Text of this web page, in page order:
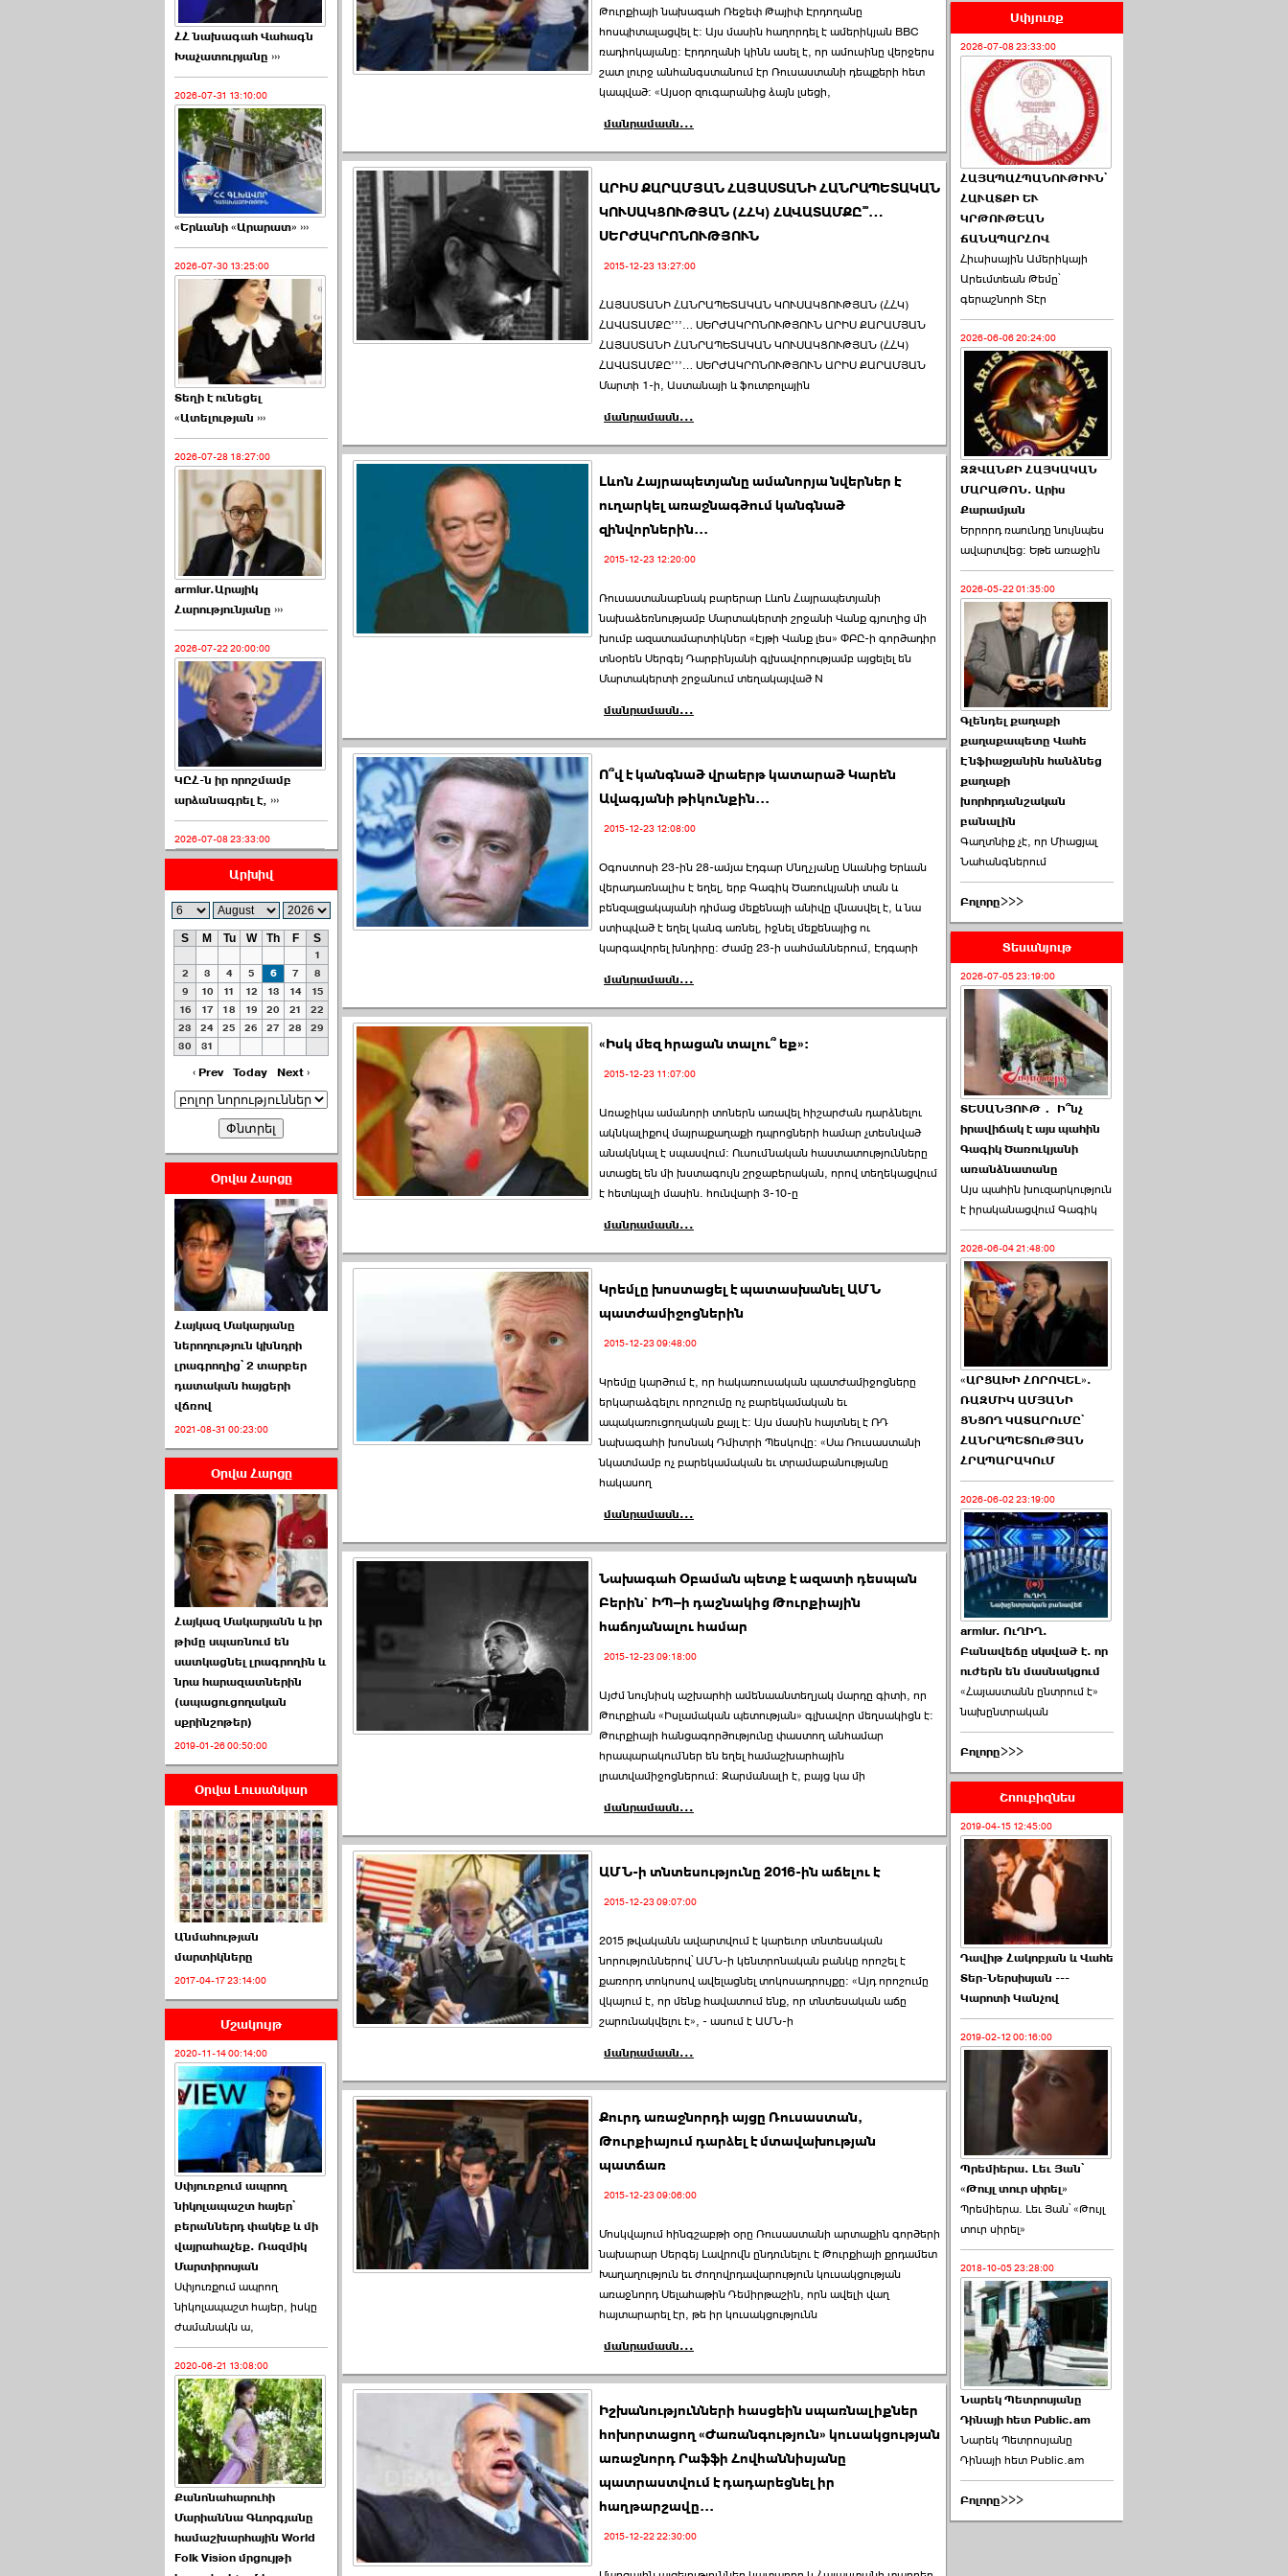
ՀՀ նախագահ Վահագն
Խաչատուրյանը ›››
2026-07-31 13:10:00
«Երևանի «Արարատ» ›››
2026-07-30 13:25:00
Տեղի է ունեցել
«Ատելության ›››
2026-07-28 18:27:00
armlur.Արայիկ
Հարությունյանը ›››
2026-07-22 20:00:00
ԿԸՀ-ն իր որոշմամբ
արձանագրել է, ›››
2026-07-08 23:33:00
ՀԱՅԱՊԱՀՊԱՆՈՒԹԻՒՆ՝
ՀԱՒԱՏՔԻ ԵՒ
ԿՐԹՈՒԹԵԱՆ
ՃԱՆԱՊԱՐՀՈՎ ›››
2026-07-06 06:50:00
Ամենաշատը էսօրվանից
էի վախենում.Նիկոլայ
Եղիազարյան ›››
2026-07-05 23:19:00
ՏԵՍԱՆՅՈՒԹ․ Ի՞նչ
իրավիճակ է այս ›››
2026-07-04 10:40:00
Սահմանադրական
դատարանը մերժեց ›››
2026-07-02 00:39:00
ՈՒՂԻՂ․ ԱԺ-ն
Կառավարության ›››
2026-07-01 00:52:00
ՍԴ-ն հուլիսի 1-ին
կհեռանա ›››
2026-07-01 00:08:00
Աննա Վարդապետյանն
ուղերձ է հղել ›››
2026-06-25 23:21:00
Պաշտոնակռիվը սկսված
է. «Հրապարակ» ›››
2026-06-25 17:13:00
ԱԺ նախագահի
Արխիվ
S M Tu W Th F S
1
2
3 4 5 6 7
8
9
10 11 12 13 14
15
16
17 18 19 20 21
22
23
24 25 26 27 28
29
30
31
‹ Prev Today Next ›
Օրվա Հարցը
Հայկազ Մակարյանը
ներողություն կխնդրի
լրագրողից՝ 2 տարբեր
դատական հայցերի
վճռով
2021-08-31 00:23:00
Օրվա Հարցը
Հայկազ Մակարյանն և իր
թիմը սպառնում են
սատկացնել լրագրողին և
նրա հարազատներին
(ապացուցողական
սքրինշոթեր)
2019-01-26 00:50:00
Օրվա Լուսանկար
Անմահության
մարտիկները
2017-04-17 23:14:00
Մշակույթ
2020-11-14 00:14:00
Սփյուռքում ապրող
նիկոլապաշտ հայեր՝
բերաններդ փակեք և մի
վայրահաչեք. Ռազմիկ
Մարտիրոսյան
Սփյուռքում ապրող
նիկոլապաշտ հայեր, իսկը
ժամանակն ա,
2020-06-21 13:08:00
Քանոնահարուհի
Մարիաննա Գևորգյանը
համաշխարհային World
Folk Vision մրցույթի
Թուրքիայի նախագահ Ռեջեփ Թայիփ Էրդողանը
հոսպիտալացվել է: Այս մասին հաղորդել է ամերիկյան BBC
ռադիոկայանը: Էրդողանի կինն ասել է, որ ամուսինը վերջերս
շատ լուրջ անհանգստանում էր Ռուսաստանի դեպքերի հետ
կապված: «Այսօր զուգարանից ձայն լսեցի,
մանրամասն...
ԱՐԻՍ ՔԱՐԱՄՅԱՆ ՀԱՅԱՍՏԱՆԻ ՀԱՆՐԱՊԵՏԱԿԱՆ
ԿՈՒՍԱԿՑՈՒԹՅԱՆ (ՀՀԿ) ՀԱՎԱՏԱՄՔԸ՚՚՚…
ՍԵՐԺԱԿՐՈՆՈՒԹՅՈՒՆ
2015-12-23 13:27:00
ՀԱՅԱՍՏԱՆԻ ՀԱՆՐԱՊԵՏԱԿԱՆ ԿՈՒՍԱԿՑՈՒԹՅԱՆ (ՀՀԿ)
ՀԱՎԱՏԱՄՔԸ՚՚՚… ՍԵՐԺԱԿՐՈՆՈՒԹՅՈՒՆ ԱՐԻՍ ՔԱՐԱՄՅԱՆ
ՀԱՅԱՍՏԱՆԻ ՀԱՆՐԱՊԵՏԱԿԱՆ ԿՈՒՍԱԿՑՈՒԹՅԱՆ (ՀՀԿ)
ՀԱՎԱՏԱՄՔԸ՚՚՚… ՍԵՐԺԱԿՐՈՆՈՒԹՅՈՒՆ ԱՐԻՍ ՔԱՐԱՄՅԱՆ
Մարտի 1-ի, Աստանայի և ֆուտբոլային
մանրամասն...
Լևոն Հայրապետյանը ամանորյա նվերներ է
ուղարկել առաջնագծում կանգնած
զինվորներին...
2015-12-23 12:20:00
Ռուսաստանաբնակ բարերար Լևոն Հայրապետյանի
նախաձեռնությամբ Մարտակերտի շրջանի Վանք գյուղից մի
խումբ ազատամարտիկներ «Էյթի Վանք լես» ՓԲԸ-ի գործադիր
տնօրեն Սերգեյ Դարբինյանի գլխավորությամբ այցելել են
Մարտակերտի շրջանում տեղակայված N
մանրամասն...
Ո՞վ է կանգնած վրաերթ կատարած Կարեն
Ավագյանի թիկունքին...
2015-12-23 12:08:00
Օգոստոսի 23-ին 28-ամյա Էդգար Սնղչյանը Սևանից Երևան
վերադառնալիս է եղել, երբ Գագիկ Ծառուկյանի տան և
բենզալցակայանի դիմաց մեքենայի անիվը վնասվել է, և նա
ստիպված է եղել կանգ առնել, իջնել մեքենայից ու
կարգավորել խնդիրը։ Ժամը 23-ի սահմաններում, Էդգարի
մանրամասն...
«Իսկ մեզ հրացան տալու՞ եք»:
2015-12-23 11:07:00
Առաջիկա ամանորի տոներն առավել հիշարժան դարձնելու
ակնկալիքով մայրաքաղաքի դպրոցների համար չտեսնված
անակնկալ է սպասվում: Ուսումնական հաստատությունները
ստացել են մի խստագույն շրջաբերական, որով տեղեկացվում
է հետևյալի մասին. հունվարի 3-10-ը
մանրամասն...
Կրեմլը խոստացել է պատասխանել ԱՄՆ
պատժամիջոցներին
2015-12-23 09:48:00
Կրեմլը կարծում է, որ հակառուսական պատժամիջոցները
երկարաձգելու որոշումը ոչ բարեկամական եւ
ապակառուցողական քայլ է: Այս մասին հայտնել է ՌԴ
նախագահի խոսնակ Դմիտրի Պեսկովը: «Սա Ռուսաստանի
նկատմամբ ոչ բարեկամական եւ տրամաբանությանը
հակասող
մանրամասն...
Նախագահ Օբաման պետք է ազատի դեսպան
Բերին` ԻՊ–ի դաշնակից Թուրքիային
հաճոյանալու համար
2015-12-23 09:18:00
Այժմ նույնիսկ աշխարհի ամենաանտեղյակ մարդը գիտի, որ
Թուրքիան «Իսլամական պետության» գլխավոր մեղսակիցն է։
Թուրքիայի հանցագործությունը փաստող անհամար
հրապարակումներ են եղել համաշխարհային
լրատվամիջոցներում: Զարմանալի է, բայց կա մի
մանրամասն...
ԱՄՆ-ի տնտեսությունը 2016-ին աճելու է
2015-12-23 09:07:00
2015 թվականն ավարտվում է կարեւոր տնտեսական
նորություններով՝ ԱՄՆ-ի կենտրոնական բանկը որոշել է
քառորդ տոկոսով ավելացնել տոկոսադրույքը: «Այդ որոշումը
վկայում է, որ մենք հավատում ենք, որ տնտեսական աճը
շարունակվելու է», - ասում է ԱՄՆ-ի
մանրամասն...
Քուրդ առաջնորդի այցը Ռուսաստան,
Թուրքիայում դարձել է մտավախության
պատճառ
2015-12-23 09:06:00
Մոսկվայում հինգշաբթի օրը Ռուսաստանի արտաքին գործերի
նախարար Սերգեյ Լավրովն ընդունելու է Թուրքիայի քրդամետ
Խաղաղություն եւ ժողովրդավարություն կուսակցության
առաջնորդ Սելահաթին Դեմիրթաշին, որն ավելի վաղ
հայտարարել էր, թե իր կուսակցությունն
մանրամասն...
Իշխանությունների հասցեին սպառնալիքներ
հոխորտացող «Ժառանգություն» կուսակցության
առաջնորդ Րաֆֆի Հովհաննիսյանը
պատրաստվում է դադարեցնել իր
հաղթարշավը...
2015-12-22 22:30:00
Սփյուռք
2026-07-08 23:33:00
ՀԱՅԱՊԱՀՊԱՆՈՒԹԻՒՆ՝
ՀԱՒԱՏՔԻ ԵՒ
ԿՐԹՈՒԹԵԱՆ
ՃԱՆԱՊԱՐՀՈՎ
Հիւսիսային Ամերիկայի
Արեւմտեան Թեմը՝
գերաշնորհ Տէր
2026-06-06 20:24:00
ԶԶՎԱՆՔԻ ՀԱՅԿԱԿԱՆ
ՄԱՐԱԹՈՆ. Արիս
Քարամյան
Երրորդ ռաունդը նույնպես
ավարտվեց։ Եթե առաջին
2026-05-22 01:35:00
Գլենդել քաղաքի
քաղաքապետը Վահե
Էնֆիաջյանին հանձնեց
քաղաքի
խորհրդանշական
բանալին
Գաղտնիք չէ, որ Միացյալ
Նահանգներում
Բոլորը>>>
Տեսանյութ
2026-07-05 23:19:00
ՏԵՍԱՆՅՈՒԹ․ Ի՞նչ
իրավիճակ է այս պահին
Գագիկ Ծառուկյանի
առանձնատանը
Այս պահին խուզարկություն
է իրականացվում Գագիկ
2026-06-04 21:48:00
«ԱՐՑԱԽԻ ՀՈՐՈՎԵԼ».
ՌԱԶՄԻԿ ԱՄՅԱՆԻ
ՑՆՑՈՂ ԿԱՏԱՐՈւՄԸ՝
ՀԱՆՐԱՊԵՏՈւԹՅԱՆ
ՀՐԱՊԱՐԱԿՈւՄ
2026-06-02 23:19:00
armlur. ՈւՂԻՂ.
Բանավեճը սկսված է. որ
ուժերն են մասնակցում
«Հայաստանն ընտրում է»
նախընտրական
Բոլորը>>>
Շոուբիզնես
2019-04-15 12:45:00
Դավիթ Հակոբյան և Վահե
Տեր-Ներսիսյան ---
Կարոտի Կանչով
2019-02-12 00:16:00
Պրեմիերա. Լեւ Յան՝
«Թույլ տուր սիրել»
Պրեմիերա. Լեւ Յան՝ «Թույլ
տուր սիրել»
2018-10-05 23:28:00
Նարեկ Պետրոսյանը
Դինայի հետ Public.am
Նարեկ Պետրոսյանը
Դինայի հետ Public.am
Բոլորը>>>